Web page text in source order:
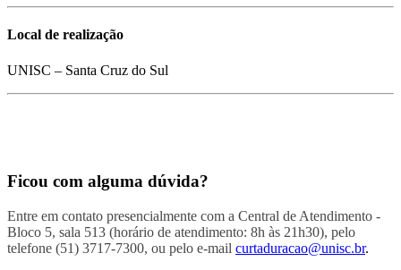
Local de realização
UNISC – Santa Cruz do Sul
Ficou com alguma dúvida?
Entre em contato presencialmente com a Central de Atendimento -
Bloco 5, sala 513 (horário de atendimento: 8h às 21h30), pelo
telefone (51) 3717-7300, ou pelo e-mail curtaduracao@unisc.br.